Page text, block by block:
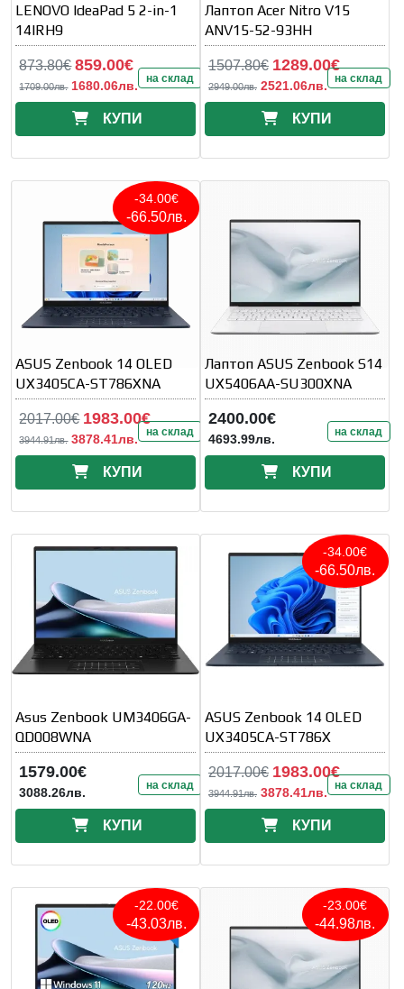
LENOVO IdeaPad 5 2-in-1
14IRH9
873.80€ 859.00€
1709.00лв. 1680.06лв. на склад
КУПИ
Лаптоп Acer Nitro V15
ANV15-52-93HH
1507.80€ 1289.00€
2949.00лв. 2521.06лв. на склад
КУПИ
-34.00€
-66.50лв.
ASUS Zenbook 14 OLED
UX3405CA-ST786XNA
2017.00€ 1983.00€
3944.91лв. 3878.41лв. на склад
КУПИ
Лаптоп ASUS Zenbook S14
UX5406AA-SU300XNA
2400.00€
4693.99лв. на склад
КУПИ
Asus Zenbook UM3406GA-
QD008WNA
1579.00€
3088.26лв. на склад
КУПИ
-34.00€
-66.50лв.
ASUS Zenbook 14 OLED
UX3405CA-ST786X
2017.00€ 1983.00€
3944.91лв. 3878.41лв. на склад
КУПИ
-22.00€
-43.03лв.
-23.00€
-44.98лв.